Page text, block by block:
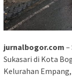
jurnalbogor.com –
Sukasari di Kota
Kelurahan